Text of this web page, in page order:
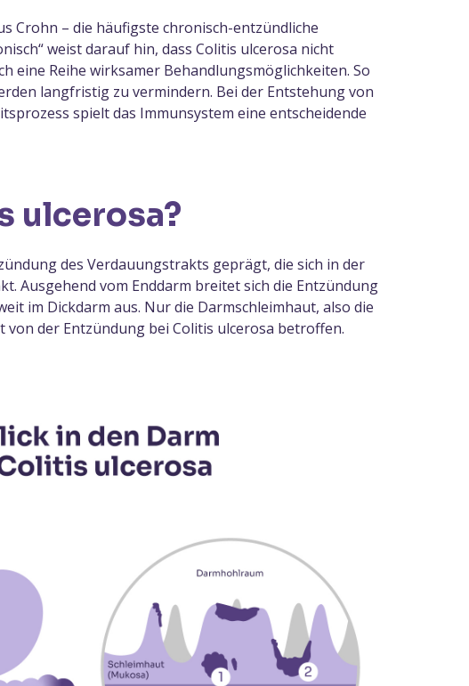
Crohn – die häufigste chronisch-entzündliche
weist darauf hin, dass Colitis ulcerosa nicht
eine Reihe wirksamer Behandlungsmöglichkeiten. So
langfristig zu vermindern. Bei der Entstehung von
spielt das Immunsystem eine entscheidende
ulcerosa?
des Verdauungstrakts geprägt, die sich in der
Ausgehend vom Enddarm breitet sich die Entzündung
im Dickdarm aus. Nur die Darmschleimhaut, also die
von der Entzündung bei Colitis ulcerosa betroffen.